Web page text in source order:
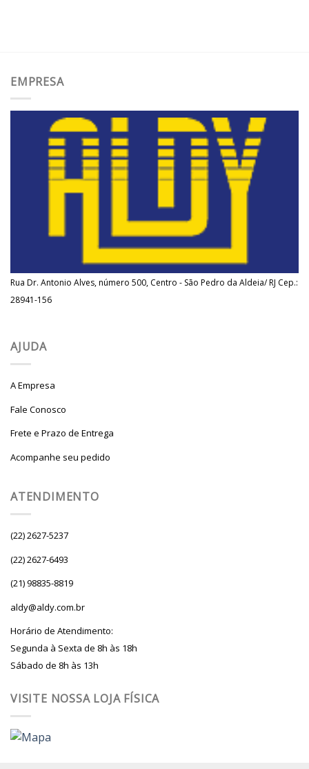
EMPRESA
Rua Dr. Antonio Alves, número 500, Centro - São Pedro da Aldeia/ RJ Cep.:
28941-156
AJUDA
A Empresa
Fale Conosco
Frete e Prazo de Entrega
Acompanhe seu pedido
ATENDIMENTO
(22) 2627-5237
(22) 2627-6493
(21) 98835-8819
aldy@aldy.com.br
Horário de Atendimento:
Segunda à Sexta de 8h às 18h
Sábado de 8h às 13h
VISITE NOSSA LOJA FÍSICA